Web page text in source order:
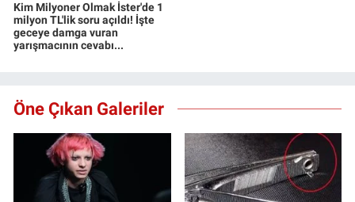
Kim Milyoner Olmak İster'de 1
milyon TL'lik soru açıldı! İşte
geceye damga vuran
yarışmacının cevabı...
Öne Çıkan Galeriler